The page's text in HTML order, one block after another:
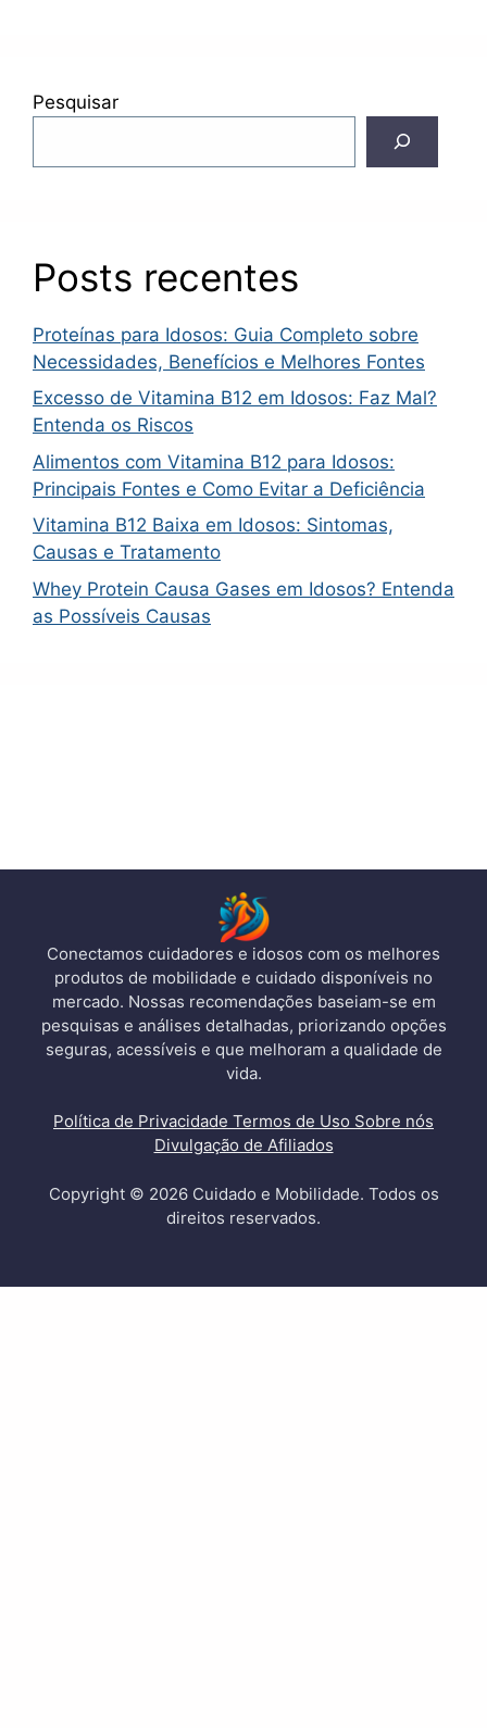
Pesquisar
Posts recentes
Proteínas para Idosos: Guia Completo sobre
Necessidades, Benefícios e Melhores Fontes
Excesso de Vitamina B12 em Idosos: Faz Mal?
Entenda os Riscos
Alimentos com Vitamina B12 para Idosos:
Principais Fontes e Como Evitar a Deficiência
Vitamina B12 Baixa em Idosos: Sintomas,
Causas e Tratamento
Whey Protein Causa Gases em Idosos? Entenda
as Possíveis Causas
Conectamos cuidadores e idosos com os melhores
produtos de mobilidade e cuidado disponíveis no
mercado. Nossas recomendações baseiam-se em
pesquisas e análises detalhadas, priorizando opções
seguras, acessíveis e que melhoram a qualidade de
vida.
Política de Privacidade Termos de Uso Sobre nós
Divulgação de Afiliados
Copyright © 2026 Cuidado e Mobilidade. Todos os
direitos reservados.